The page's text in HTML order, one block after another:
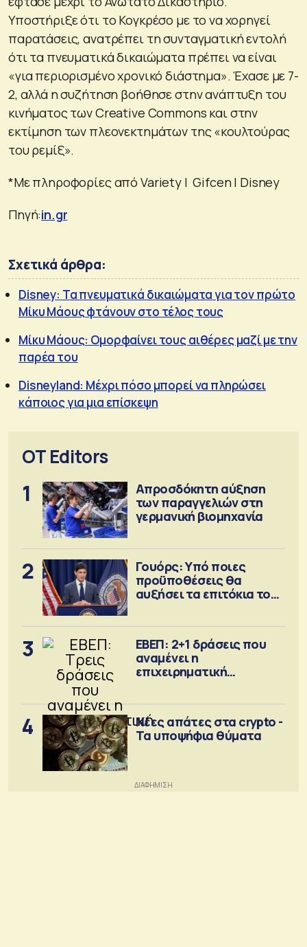
Υποστήριξε ότι το Κογκρέσο με το να χορηγεί
παρατάσεις, ανατρέπει τη συνταγματική εντολή
ότι τα πνευματικά δικαιώματα πρέπει να είναι
«για περιορισμένο χρονικό διάστημα». Έχασε με 7-
2, αλλά η συζήτηση βοήθησε στην ανάπτυξη του
κινήματος των Creative Commons και στην
εκτίμηση των πλεονεκτημάτων της «κουλτούρας
του ρεμίξ».
*Με πληροφορίες από Variety | Gifcen | Disney
Πηγή:in.gr
Σχετικά άρθρα:
Disney: Τα πνευματικά δικαιώματα για τον πρώτο
Μίκυ Μάους φτάνουν στο τέλος τους
Μίκυ Μάους: Ομορφαίνει τους αιθέρες μαζί με την
παρέα του
Disneyland: Μέχρι πόσο μπορεί να πληρώσει
κάποιος για μια επίσκεψη
OT Editors
1
Απροσδόκητη αύξηση
των παραγγελιών στη
γερμανική βιομηχανία
2
Γουόρς: Υπό ποιες
προϋποθέσεις θα
αυξήσει τα επιτόκια τον
3
ΕΒΕΠ: 2+1 δράσεις που
αναμένει η
επιχειρηματική
4
Νέες απάτες στα crypto -
Τα υποψήφια θύματα